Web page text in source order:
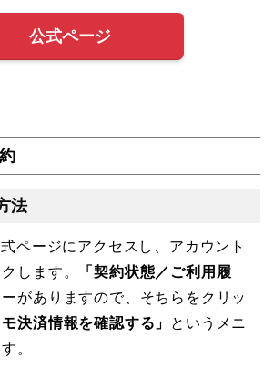
公式ページ
法
ページにアクセスし、アカウント
します。
「契約状態／ご利用履
がありますので、そちらをクリッ
モ決済情報を確認する」
というメニ
。